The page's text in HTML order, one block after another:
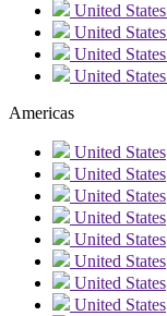
United States
United States
United States
United States
Americas
United States
United States
United States
United States
United States
United States
United States
United States